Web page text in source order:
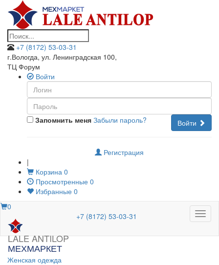
+7 (8172) 53-03-31
г.Вологда, ул. Ленинградская 100,
ТЦ Форум
Войти
Запомнить меня Войти
Забыли пароль?
Регистрация
|
Корзина 0
Просмотренные 0
Избранные 0
Меню
0
LALE ANTILOP
МЕХМАРКЕТ
+7 (8172) 53-03-31
Женская одежда